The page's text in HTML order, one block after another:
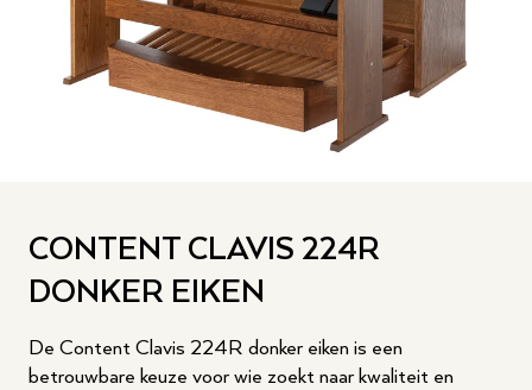
CONTENT CLAVIS 224R
DONKER EIKEN
De Content Clavis 224R donker eiken is een
betrouwbare keuze voor wie zoekt naar kwaliteit en